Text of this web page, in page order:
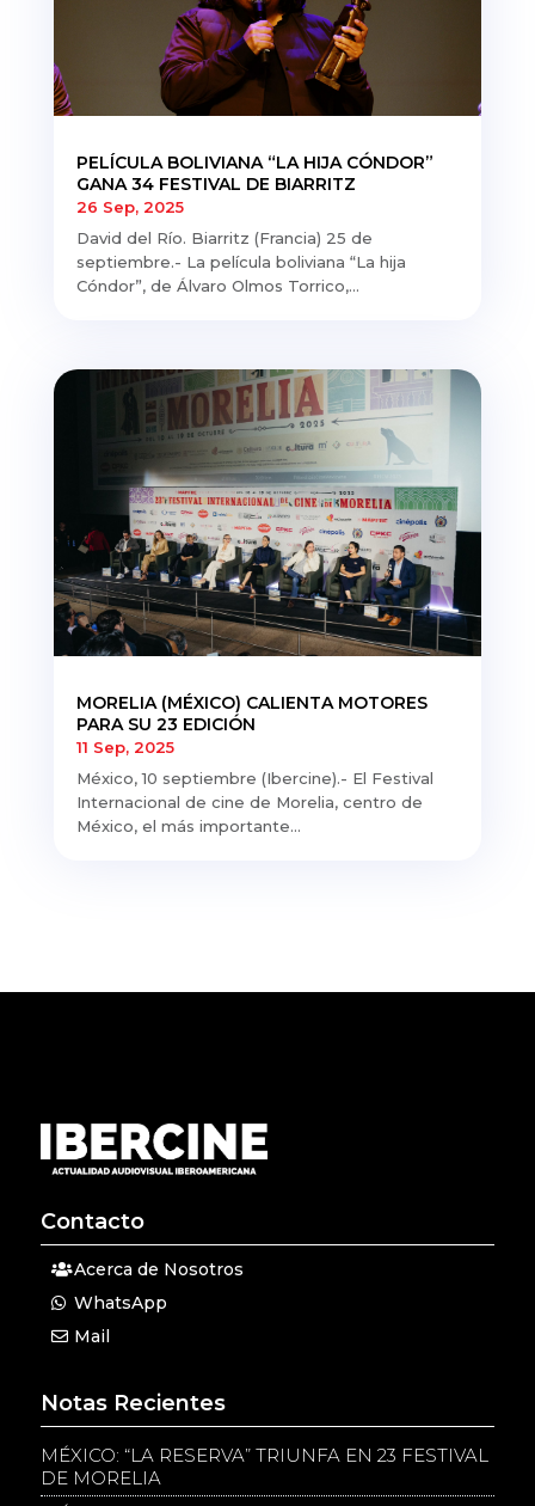
PELÍCULA BOLIVIANA “LA HIJA CÓNDOR”
GANA 34 FESTIVAL DE BIARRITZ
26 Sep, 2025
David del Río. Biarritz (Francia) 25 de
septiembre.- La película boliviana “La hija
Cóndor”, de Álvaro Olmos Torrico,...
MORELIA (MÉXICO) CALIENTA MOTORES
PARA SU 23 EDICIÓN
11 Sep, 2025
México, 10 septiembre (Ibercine).- El Festival
Internacional de cine de Morelia, centro de
México, el más importante...
Contacto
Acerca de Nosotros
WhatsApp
Mail
Notas Recientes
MÉXICO: “LA RESERVA” TRIUNFA EN 23 FESTIVAL
DE MORELIA